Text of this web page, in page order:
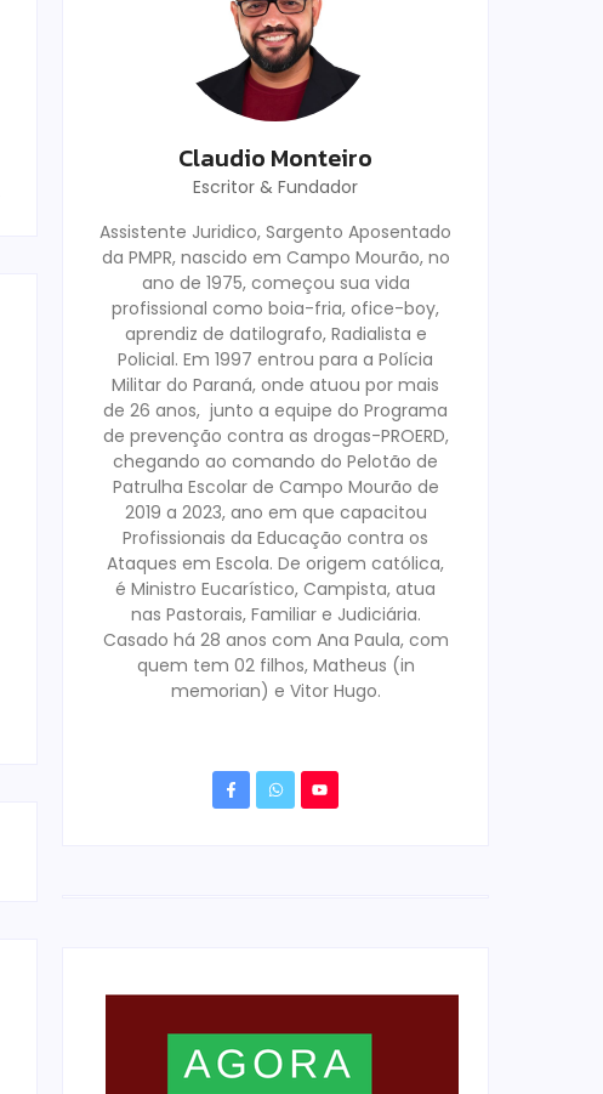
Claudio Monteiro
Escritor & Fundador
Assistente Juridico, Sargento Aposentado
da PMPR, nascido em Campo Mourão, no
ano de 1975, começou sua vida
profissional como boia-fria, ofice-boy,
aprendiz de datilografo, Radialista e
Policial. Em 1997 entrou para a Polícia
Militar do Paraná, onde atuou por mais
de 26 anos, junto a equipe do Programa
de prevenção contra as drogas-PROERD,
chegando ao comando do Pelotão de
Patrulha Escolar de Campo Mourão de
2019 a 2023, ano em que capacitou
Profissionais da Educação contra os
Ataques em Escola. De origem católica,
é Ministro Eucarístico, Campista, atua
nas Pastorais, Familiar e Judiciária.
Casado há 28 anos com Ana Paula, com
quem tem 02 filhos, Matheus (in
memorian) e Vitor Hugo.